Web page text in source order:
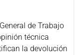
de Trabajo
técnica
la devolución